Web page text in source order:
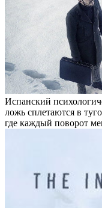
Испанский
ложь сплетаются в
где каждый поворот